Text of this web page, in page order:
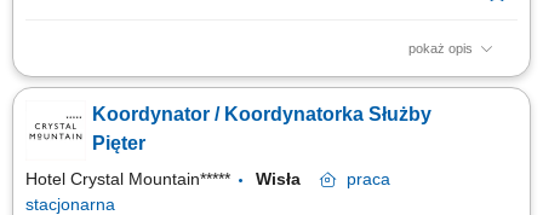
pokaż opis
Kompleksowe realizowanie procedur przyjazdu oraz wyjazdu gości
poziom satysfakcji gości poprzez udzielanie informacji o obiekcie i
okolicznych atrakcjach. Przyjmowanie, ewidencjonowanie i
Koordynator / Koordynatorka Służby
Pięter
Hotel Crystal Mountain***** Wisła
praca
stacjonarna